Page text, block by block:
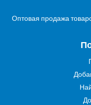
Оптовая продажа